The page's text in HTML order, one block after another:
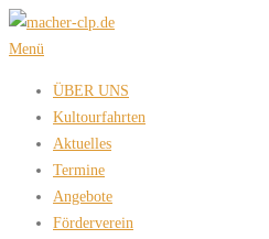
Zum
Inhalt
Menü
ÜBER UNS
Kultourfahrten
Aktuelles
Termine
Angebote
Förderverein